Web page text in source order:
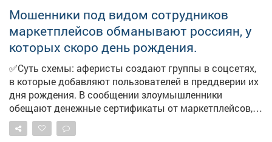
Мошенники под видом сотрудников
маркетплейсов обманывают россиян, у
которых скоро день рождения.
✅Суть схемы: аферисты создают группы в соцсетях,
в которые добавляют пользователей в преддверии их
дня рождения. В сообщении злоумышленники
обещают денежные сертификаты от маркетплейсов,
технику и туристические поездки по случаю
праздника. Мошенники торопят, якобы акция